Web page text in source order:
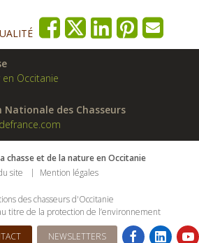
Occitanie
Nationale des Chasseurs
chasse et de la nature en Occitanie
site
Mention légales
des chasseurs d'Occitanie
titre de la protection de l’environnement
NEWSLETTERS